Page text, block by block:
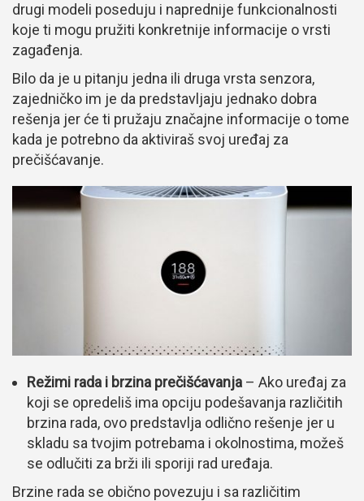
drugi modeli poseduju i naprednije funkcionalnosti
koje ti mogu pružiti konkretnije informacije o vrsti
zagađenja.
Bilo da je u pitanju jedna ili druga vrsta senzora,
zajedničko im je da predstavljaju jednako dobra
rešenja jer će ti pružaju značajne informacije o tome
kada je potrebno da aktiviraš svoj uređaj za
prečišćavanje.
Režimi rada i brzina prečišćavanja – Ako uređaj za
koji se opredeliš ima opciju podešavanja različitih
brzina rada, ovo predstavlja odlično rešenje jer u
skladu sa tvojim potrebama i okolnostima, možeš
se odlučiti za brži ili sporiji rad uređaja.
Brzine rada se obično povezuju i sa različitim